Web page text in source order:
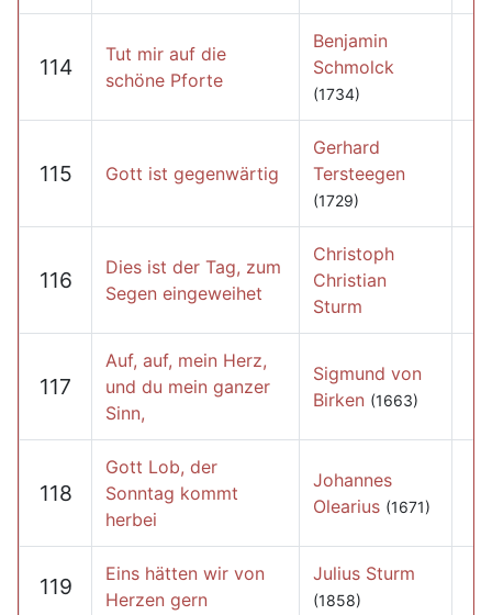
114
Tut mir auf die
schöne Pforte
Benjamin
Schmolck
(1734)
115 Gott ist gegenwärtig
Gerhard
Tersteegen
(1729)
116
Dies ist der Tag, zum
Segen eingeweihet
Christoph
Christian
Sturm
117
Auf, auf, mein Herz,
und du mein ganzer
Sinn,
Sigmund von
Birken (1663)
118
Gott Lob, der
Sonntag kommt
herbei
Johannes
Olearius (1671)
119
Eins hätten wir von
Herzen gern
Julius Sturm
(1858)